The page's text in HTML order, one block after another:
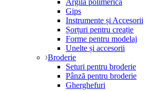
Argilă polimerică
Gips
Instrumente și Accesorii
Șorțuri pentru creație
Forme pentru modelaj
Unelte și accesorii
Broderie
Seturi pentru broderie
Pânză pentru broderie
Gherghefuri